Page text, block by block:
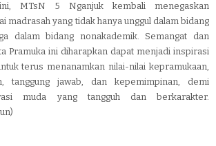
MTsN 5 Nganjuk kembali menegaskan
madrasah yang tidak hanya unggul dalam bidang
dalam bidang nonakademik. Semangat dan
Pramuka ini diharapkan dapat menjadi inspirasi
terus menanamkan nilai-nilai kepramukaan,
tanggung jawab, dan kepemimpinan, demi
muda yang tangguh dan berkarakter.